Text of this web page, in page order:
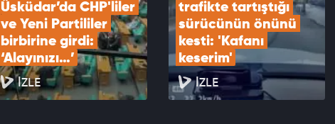
Üsküdar’da CHP'liler
ve Yeni Partililer
birbirine girdi:
‘Alayınızı…’
İZLE
trafikte tartıştığı
sürücünün önünü
kesti: 'Kafanı
keserim'
İZLE